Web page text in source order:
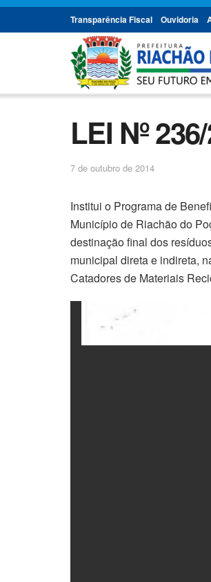
Transparência Fiscal Ouvidoria
LEI Nº
7 de outubro de 2014
Institui o Programa de
Município de Riachão do
destinação final dos
municipal direta e indireta,
Catadores de Materiais